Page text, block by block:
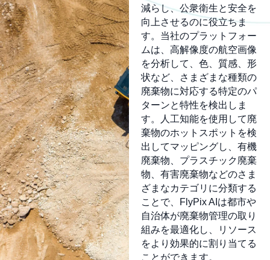
減らし、公衆衛生と安全を
向上させるのに役立ちま
す。当社のプラットフォー
ムは、高解像度の航空画像
を分析して、色、質感、形
状など、さまざまな種類の
廃棄物に対応する特定のパ
ターンと特性を検出しま
す。人工知能を使用して廃
棄物のホットスポットを検
出してマッピングし、有機
廃棄物、プラスチック廃棄
物、有害廃棄物などのさま
ざまなカテゴリに分類する
ことで、FlyPix AIは都市や
自治体が廃棄物管理の取り
組みを最適化し、リソース
をより効果的に割り当てる
ことができます。